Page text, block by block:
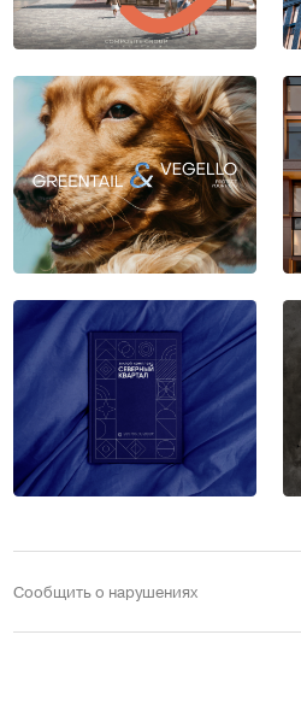
Сообщить о нарушениях